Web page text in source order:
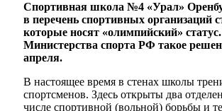
Спортивная школа №4 «Урал»
в перечень спортивных организаций
которые носят «олимпийский»
Министерства спорта РФ такое
апреля.
В настоящее время в стенах школы
спортсменов. Здесь открыты два
числе спортивной (вольной) борьбы и